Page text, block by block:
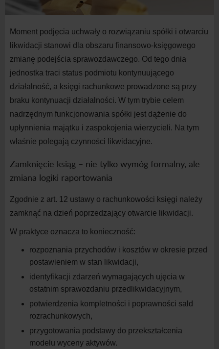
Moment podjęcia uchwały o rozwiązaniu spółki i otwarciu
likwidacji stanowi dla obszaru finansowo-księgowego
zmianę podejścia sprawozdawczego. Od tego dnia
jednostka traci status podmiotu kontynuującego
działalność, a księgi rachunkowe prowadzone są przy
braku kontynuacji działalności. W tym trybie celem
nadrzędnym funkcjonowania spółki jest dążenie do
upłynnienia majątku i zaspokojenia wierzycieli. Na tym
właśnie polegają czynności likwidacyjne.
Zamknięcie ksiąg – nie tylko wymóg formalny, ale
zmiana logiki raportowania
Zgodnie z art. 1 2 ustawy o rachunkowości księgi należy
zamknąć na dzień poprzedzający otwarcie likwidacji.
W praktyce oznacza to konieczność:
rozpoznania przychodów i kosztów w okresie przed
postawieniem w stan likwidacji,
identyfikacji zdarzeń wymagających ujęcia w
ostatnim sprawozdaniu przedlikwidacyjnym,
potwierdzenia kompletności i poprawności sald
rozrachunkowych,
przygotowania podstawy do przekształcenia
modelu wyceny aktywów.